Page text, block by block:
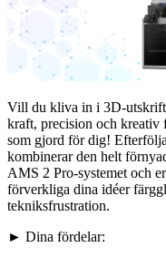
Vill du kliva in i 3D-
kraft, precision och kreativ
som gjord för dig!
kombinerar den helt
AMS 2 Pro-systemet och
förverkliga dina idéer
tekniksfrustration.
► Dina fördelar: